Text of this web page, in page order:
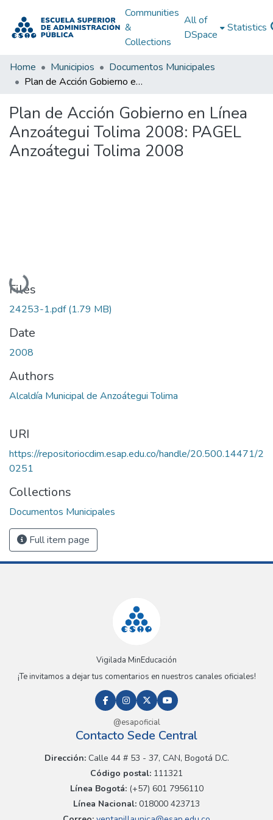
Communities
&
Collections
All of
DSpace
Statistics
Home Municipios
Documentos Municipales
Plan de Acción Gobierno en Línea Anzoátegui Tolima 2008: PAGEL Anzoátegui Tolima 2008
Plan de Acción Gobierno en Línea
Anzoátegui Tolima 2008: PAGEL
Anzoátegui Tolima 2008
Loading...
Files
24253-1.pdf(1.79 MB)
Date
2008
Authors
Alcaldía Municipal de Anzoátegui Tolima
URI
https://repositoriocdim.esap.edu.co/handle/20.500.14471/2
0251
Collections
Documentos Municipales
Full item page
Vigilada MinEducación
¡Te invitamos a dejar tus comentarios en nuestros canales oficiales!
@esapoficial
Contacto Sede Central
Dirección:Calle 44 # 53 - 37, CAN, Bogotá D.C.
Código postal: 111321
Línea Bogotá:(+57) 601 7956110
Línea Nacional: 018000 423713